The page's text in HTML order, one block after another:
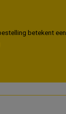
betekent een